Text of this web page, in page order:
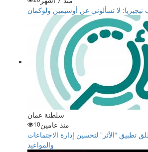
لا تسألوني عن أوسيمين ولوكمان
سلطنة عمان
منذ عامين10
تطبيق “الأثر” لتحسين إدارة الاجتماعات
والمواعيد